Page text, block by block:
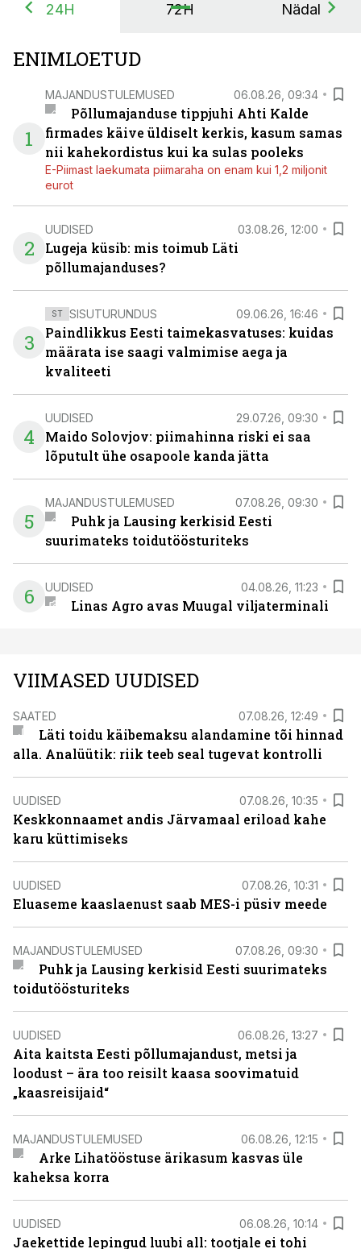
24H 72H Nädal
ENIMLOETUD
1
MAJANDUSTULEMUSED 06.08.26, 09:34
Põllumajanduse tippjuhi Ahti Kalde
firmades käive üldiselt kerkis, kasum samas
nii kahekordistus kui ka sulas pooleks
E-Piimast laekumata piimaraha on enam kui 1,2 miljonit
eurot
2
UUDISED 03.08.26, 12:00
Lugeja küsib: mis toimub Läti
põllumajanduses?
3
ST SISUTURUNDUS 09.06.26, 16:46
Paindlikkus Eesti taimekasvatuses: kuidas
määrata ise saagi valmimise aega ja
kvaliteeti
4
UUDISED 29.07.26, 09:30
Maido Solovjov: piimahinna riski ei saa
lõputult ühe osapoole kanda jätta
5
MAJANDUSTULEMUSED 07.08.26, 09:30
Puhk ja Lausing kerkisid Eesti
suurimateks toidutöösturiteks
6 UUDISED 04.08.26, 11:23
Linas Agro avas Muugal viljaterminali
VIIMASED UUDISED
SAATED 07.08.26, 12:49
Läti toidu käibemaksu alandamine tõi hinnad
alla. Analüütik: riik teeb seal tugevat kontrolli
UUDISED 07.08.26, 10:35
Keskkonnaamet andis Järvamaal eriload kahe
karu küttimiseks
UUDISED 07.08.26, 10:31
Eluaseme kaaslaenust saab MES-i püsiv meede
MAJANDUSTULEMUSED 07.08.26, 09:30
Puhk ja Lausing kerkisid Eesti suurimateks
toidutöösturiteks
UUDISED 06.08.26, 13:27
Aita kaitsta Eesti põllumajandust, metsi ja
loodust – ära too reisilt kaasa soovimatuid
„kaasreisijaid“
MAJANDUSTULEMUSED 06.08.26, 12:15
Arke Lihatööstuse ärikasum kasvas üle
kaheksa korra
UUDISED 06.08.26, 10:14
Jaekettide lepingud luubi all: tootjale ei tohi